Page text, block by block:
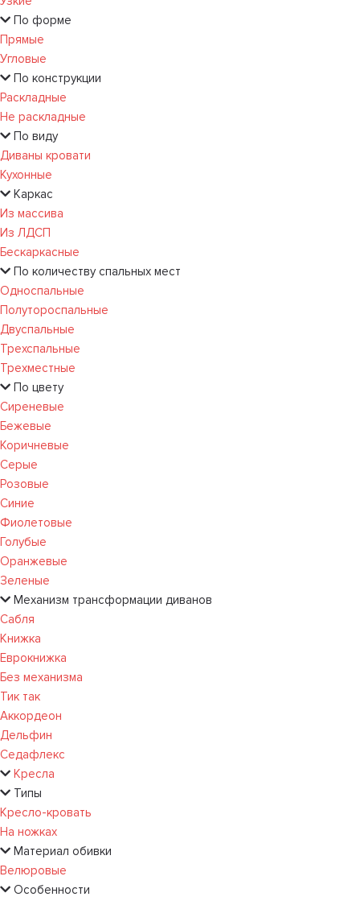
По форме
Прямые
Угловые
По конструкции
Раскладные
Не раскладные
По виду
Диваны кровати
Кухонные
Каркас
Из массива
Из ЛДСП
Бескаркасные
По количеству спальных мест
Односпальные
Полутороспальные
Двуспальные
Трехспальные
Трехместные
По цвету
Сиреневые
Бежевые
Коричневые
Серые
Розовые
Синие
Фиолетовые
Голубые
Оранжевые
Зеленые
Механизм трансформации диванов
Сабля
Книжка
Еврокнижка
Без механизма
Тик так
Аккордеон
Дельфин
Седафлекс
Кресла
Типы
Кресло-кровать
На ножках
Материал обивки
Велюровые
Особенности